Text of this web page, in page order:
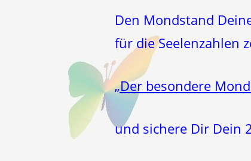
Den Mondstand
für die Seelenzahlen
„Der besondere
und sichere Dir Dein